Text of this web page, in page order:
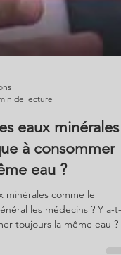
min de lecture
eaux minérales ?
à consommer
eau ?
minérales comme le